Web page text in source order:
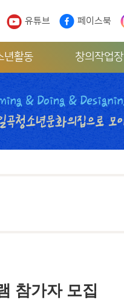
유튜브 페이스북
년활동 창의작업장
참가자 모집